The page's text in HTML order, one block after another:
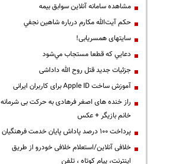
مشاهده سامانه آنلاين سوابق بیمه
حكم آيت‌الله مكارم درباره شاهين نجفي
سایتهای همسریابی!
دعايي كه قطعا مستجاب مي‌شود
جزئیات جدید قتل روح الله داداشی
آموزش ساخت Apple ID برای کاربران ایرانی
راز خنده های اصغر فرهادی به حرکت بی شرمانه
خانم بازیگر + عکس
پرداخت ۱۰۰ درصد پاداش پایان خدمت فرهنگیان
خلافی آنلاین/استعلام خلافی خودرو از طریق
اینترنت، پیام کوتاه ، تلفن